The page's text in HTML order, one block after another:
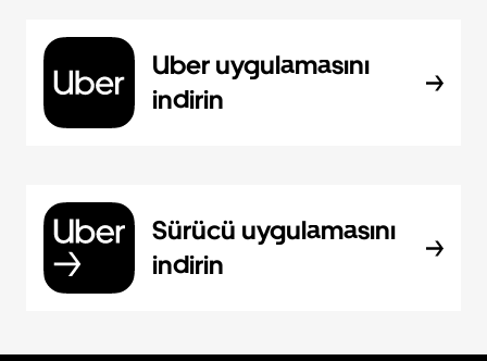
Uber uygulamasını
indirin
Sürücü uygulamasını
indirin